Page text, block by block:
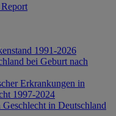
1991-2026
bei Geburt nach
Erkrankungen in
1997-2024
in Deutschland